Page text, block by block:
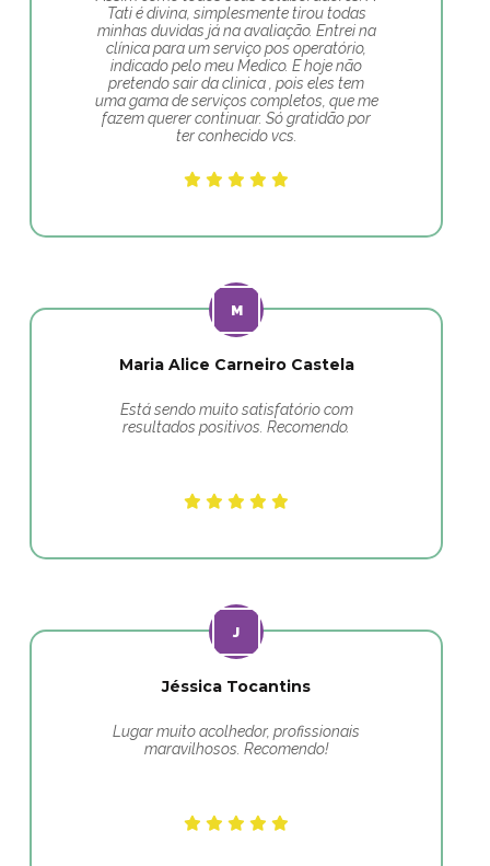
Tati é divina, simplesmente tirou todas
minhas duvidas já na avaliação. Entrei na
clínica para um serviço pos operatório,
indicado pelo meu Medico. E hoje não
pretendo sair da clinica , pois eles tem
uma gama de serviços completos, que me
fazem querer continuar. Só gratidão por
ter conhecido vcs.
Maria Alice Carneiro Castela
Está sendo muito satisfatório com
resultados positivos. Recomendo.
Jéssica Tocantins
Lugar muito acolhedor, profissionais
maravilhosos. Recomendo!